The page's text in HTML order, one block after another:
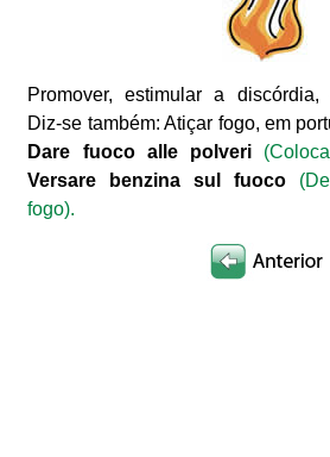
Promover, estimular a discórdia,
Diz-se também: Atiçar fogo, em
Dare fuoco alle polveri
Versare benzina sul fuoco
fogo).